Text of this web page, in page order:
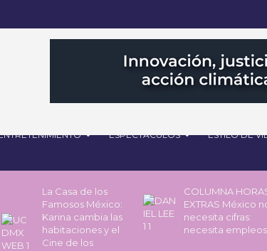
ESPECTÁCULOS ESTILO DE
La Casa de los
Famosos México:
Karina cambia las
habitaciones y el
Cine de los
COLUMNA
EXTRAS México
necesita cifras:
necesita empleos